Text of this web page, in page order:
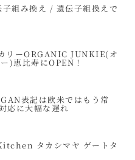
組み換え / 遺伝子組換えで
リーORGANIC JUNKIE(オ
)恵比寿にOPEN！
表記は欧米ではもう常
応に大幅な遅れ
タカシマヤ ゲートタ